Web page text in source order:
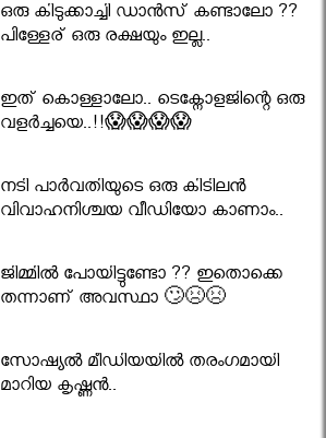
ഒരു കിടുക്കാച്ചി ഡാൻസ് കണ്ടാലോ ??
പിള്ളേര് ഒരു രക്ഷയും ഇല്ല..
ഇത് കൊള്ളാലോ.. ടെക്നോളജിന്റെ ഒരു
വളർച്ചയെ..!!😱😱😱😱
നടി പാർവതിയുടെ ഒരു കിടിലൻ
വിവാഹനിശ്ചയ വീഡിയോ കാണാം..
ജിമ്മിൽ പോയിട്ടുണ്ടോ ?? ഇതൊക്കെ
തന്നാണ് അവസ്ഥാ 🙄😣😣
സോഷ്യൽ മീഡിയയിൽ തരംഗമായി
മാറിയ കൃഷ്ണൻ..